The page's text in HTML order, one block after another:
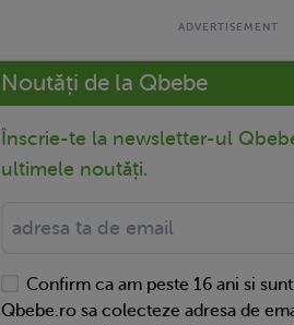
Noutăți de la Qbebe
Înscrie-te la newsletter-ul
ultimele noutăți.
Confirm ca am peste 16 ani si
Qbebe.ro sa colecteze adresa de